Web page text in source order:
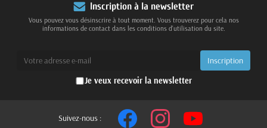
Inscription à la newsletter
Vous pouvez vous désinscrire à tout moment. Vous trouverez pour cela nos
informations de contact dans les conditions d'utilisation du site.
Je veux recevoir la newsletter
Suivez-nous :